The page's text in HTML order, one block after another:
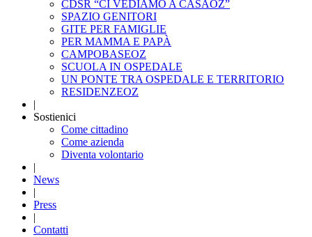
CDSR “CI VEDIAMO A CASAOZ”
SPAZIO GENITORI
GITE PER FAMIGLIE
PER MAMMA E PAPÀ
CAMPOBASEOZ
SCUOLA IN OSPEDALE
UN PONTE TRA OSPEDALE E TERRITORIO
RESIDENZEOZ
|
Sostienici
Come cittadino
Come azienda
Diventa volontario
|
News
|
Press
|
Contatti